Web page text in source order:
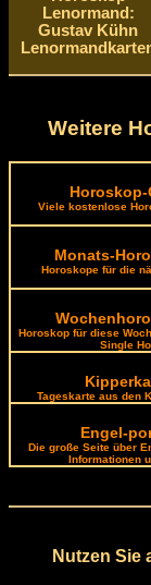
Lenormand:
Gustav Kühn
Weitere
Horoskop-
Viele kostenlose
Monats-
Horoskope für die
Horoskop für diese
Single
Tageskarte aus den
Engel-
Die große Seite über
Informationen
Nutzen Sie